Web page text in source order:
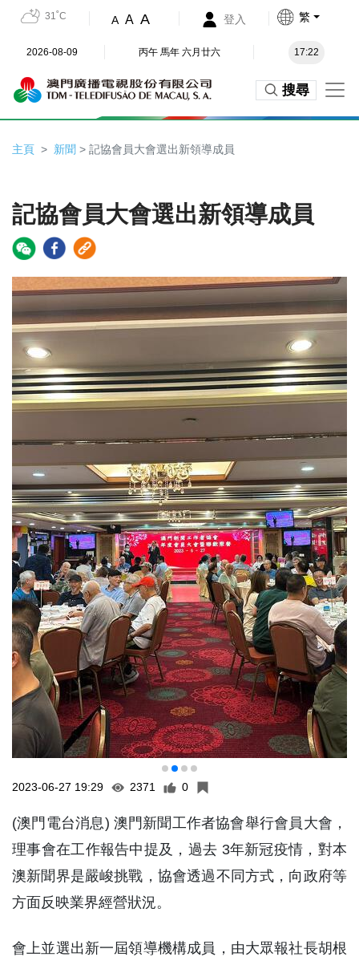
31˚C A A A 登入 繁
2026-08-09 丙午 馬年 六月廿六 17:22
搜尋
主頁 新聞 > 記協會員大會選出新領導成員
記協會員大會選出新領導成員
2023-06-27 19:29 2371 0
(澳門電台消息) 澳門新聞工作者協會舉行會員大會，
理事會在工作報告中提及，過去 3年新冠疫情，對本
澳新聞界是嚴峻挑戰，協會透過不同方式，向政府等
方面反映業界經營狀況。
會上並選出新一屆領導機構成員，由大眾報社長胡根